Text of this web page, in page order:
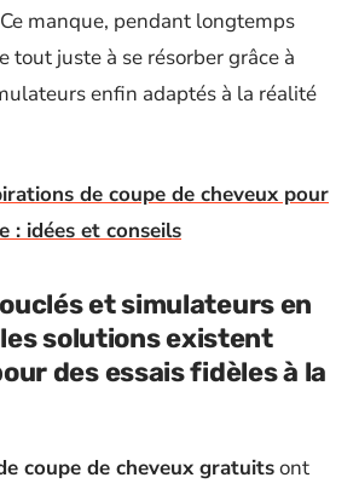
manque, pendant longtemps
tout juste à se résorber grâce à
enfin adaptés à la réalité
de coupe de cheveux pour
: idées et conseils
et simulateurs en
solutions existent
des essais fidèles à la
coupe de cheveux gratuitsont